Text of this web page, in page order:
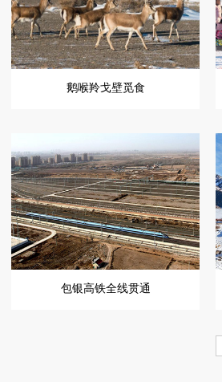
鹅喉羚戈壁觅食
包银高铁全线贯通